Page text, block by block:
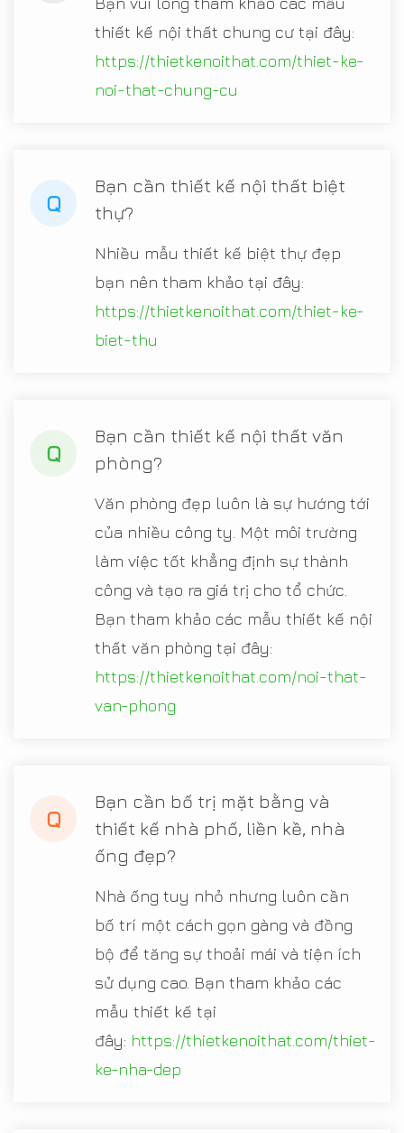
thiết kế nội thất chung cư tại đây:
https://thietkenoithat.com/thiet-ke-
noi-that-chung-cu
Q
Bạn cần thiết kế nội thất biệt
thự?
Nhiều mẫu thiết kế biệt thự đẹp
bạn nên tham khảo tại đây:
https://thietkenoithat.com/thiet-ke-
biet-thu
Q
Bạn cần thiết kế nội thất văn
phòng?
Văn phòng đẹp luôn là sự hướng tới
của nhiều công ty. Một môi trường
làm việc tốt khẳng định sự thành
công và tạo ra giá trị cho tổ chức.
Bạn tham khảo các mẫu thiết kế nội
thất văn phòng tại đây:
https://thietkenoithat.com/noi-that-
van-phong
Q
Bạn cần bố trị mặt bằng và
thiết kế nhà phố, liền kề, nhà
ống đẹp?
Nhà ống tuy nhỏ nhưng luôn cần
bố trí một cách gọn gàng và đồng
bộ để tăng sự thoải mái và tiện ích
sử dụng cao. Bạn tham khảo các
mẫu thiết kế tại
đây: https://thietkenoithat.com/thiet-
ke-nha-dep